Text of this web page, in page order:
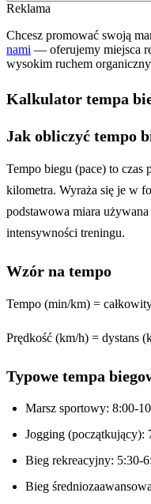
Reklama
Chcesz promować swoją
nami — oferujemy miejsca
wysokim ruchem
Kalkulator tempa
Jak obliczyć tempo
Tempo biegu (pace) to czas
kilometra. Wyraża się je w
podstawowa miara
intensywności treningu.
Wzór na tempo
Tempo (min/km) =
Prędkość (km/h) = dystans
Typowe tempa
Marsz sportowy: 8:00-
Jogging (początkujący):
Bieg rekreacyjny: 5:30-
Bieg